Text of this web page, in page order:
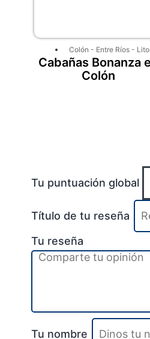
Colón - Entre Ríos -
Cabañas Bonanza
Colón
Tu puntuación global
Título de tu reseña
Tu reseña
Tu nombre